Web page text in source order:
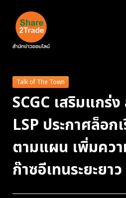
Talk of The Town
SCGC เสริมแกร่
LSP ประกาศล็อก
ตามแผน เพิ่มคว
ก๊าซอีเทนระยะยาว